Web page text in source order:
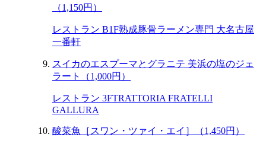
（1,150円）
レストラン B1F熟成豚骨ラーメン専門 大名古屋
一番軒
スイカのエスプーマとグラニテ 美浜の塩のジェ
ラート（1,000円）
レストラン 3FTRATTORIA FRATELLI
GALLURA
酸菜魚［スワン・ツァイ・エイ］（1,450円）